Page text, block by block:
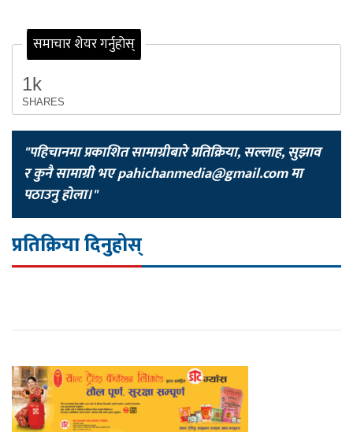
समाचार शेयर गर्नुहोस्
1k
SHARES
"पहिचानमा प्रकाशित सामाग्रीबारे प्रतिक्रिया, सल्लाह, सुझाव
र कुनै सामाग्री भएpahichanmedia@gmail.comमा
पठाउनु होला।"
प्रतिक्रिया दिनुहोस्